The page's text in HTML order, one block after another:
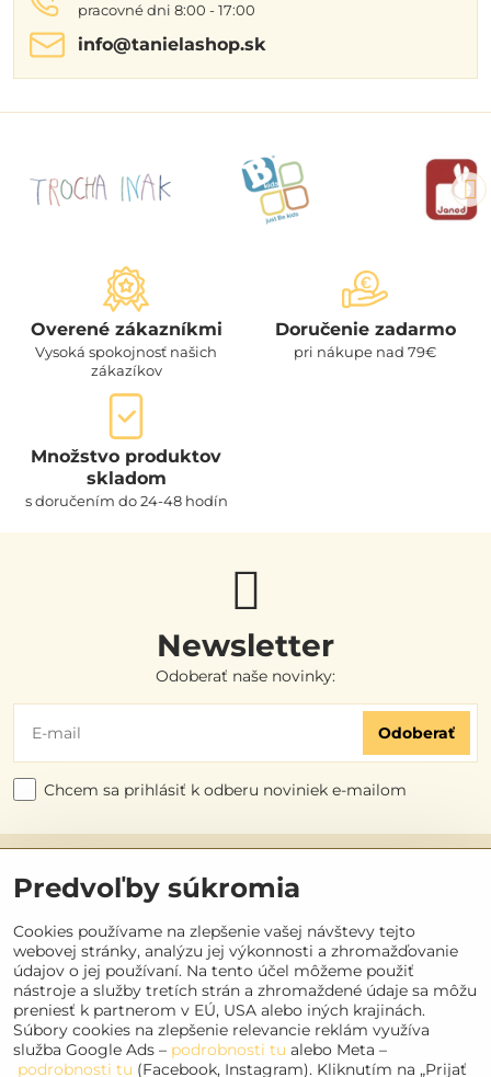
pracovné dni 8:00 - 17:00
info​@tanielashop​.sk
Overené zákazníkmi
Vysoká spokojnosť našich
zákazíkov
Doručenie zadarmo
pri nákupe nad 79€
Množstvo produktov
skladom
s doručením do 24-48 hodín
Newsletter
Odoberať naše novinky:
Odoberať
Chcem sa prihlásiť k odberu noviniek e-mailom
Užitočné odkazy
Objednávky
Kontakt
Sociálne siete
Predvoľby súkromia
Cookies používame na zlepšenie vašej návštevy tejto
webovej stránky, analýzu jej výkonnosti a zhromažďovanie
údajov o jej používaní. Na tento účel môžeme použiť
nástroje a služby tretích strán a zhromaždené údaje sa môžu
preniesť k partnerom v EÚ, USA alebo iných krajinách.
Súbory cookies na zlepšenie relevancie reklám využíva
služba Google Ads – podrobnosti tu alebo Meta –
podrobnosti tu (Facebook, Instagram). Kliknutím na „Prijať